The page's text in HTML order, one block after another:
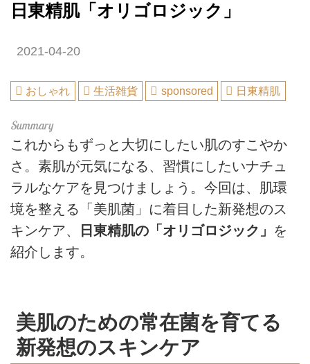
日東精肌「オリゴロジック」
2021-04-20
おしゃれ 生活雑貨 sponsored 日東精肌
これからもずっと大切にしたい肌のすこやか
さ。素肌が元気になる、習慣にしたいナチュ
ラルなケアを見つけましょう。今回は、肌環
境を整える「美肌菌」に着目した新発想のス
キンケア、
日東精肌の「オリゴロジック」 を
紹介します。
美肌のための常在菌を育てる
新発想のスキンケア